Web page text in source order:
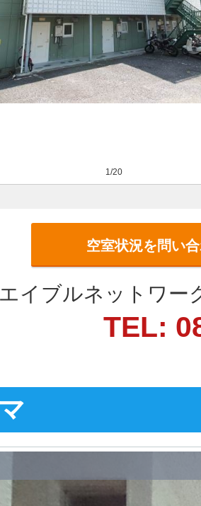
1/20
空室状況を問い
エイブルネットワー
TEL: